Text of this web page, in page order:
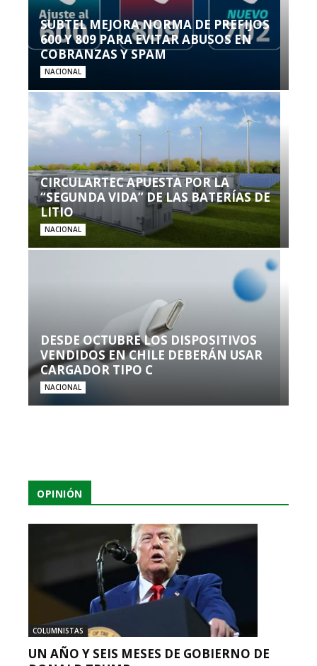
SUBTEL MEJORA NORMA DE PREFIJOS
600 Y 809 PARA EVITAR ABUSOS EN
COBRANZAS Y SPAM
NACIONAL
CIRCULARTEC APUESTA POR LA
“SEGUNDA VIDA” DE LAS BATERÍAS DE
LITIO
NACIONAL
DESDE OCTUBRE LOS DISPOSITIVOS
VENDIDOS EN CHILE DEBERÁN USAR
CARGADOR TIPO C
NACIONAL
OPINIÓN
COLUMNISTAS
UN AÑO Y SEIS MESES DE GOBIERNO DE